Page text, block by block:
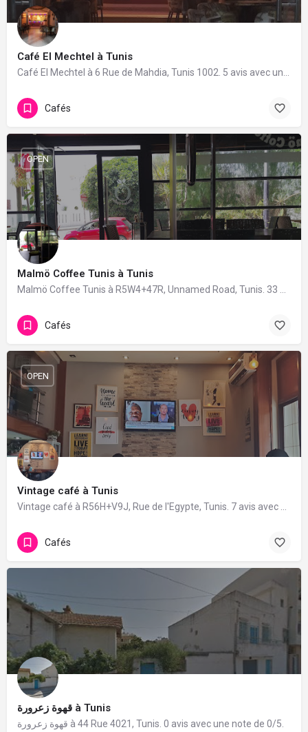
Café El Mechtel à Tunis
Café El Mechtel à 6 Rue de Mahdia, Tunis 1002. 5 avis avec une note de 4.8/5.
Cafés
Malmö Coffee Tunis à Tunis
Malmö Coffee Tunis à R5W4+47R, Unnamed Road, Tunis. 33 avis avec une note de 4.2/5.
OPEN
Cafés
Vintage café à Tunis
Vintage café à R56H+V9J, Rue de l'Egypte, Tunis. 7 avis avec une note de 3.4/5.
OPEN
Cafés
قهوة زعرورة à Tunis
قهوة زعرورة à 44 Rue 4021, Tunis. 0 avis avec une note de 0/5.